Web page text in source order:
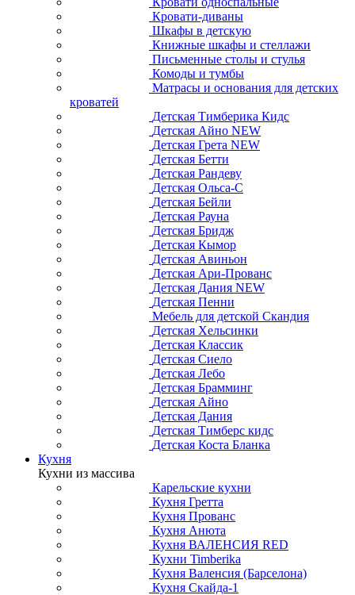
Кровати-диваны
Шкафы в детскую
Книжные шкафы и стеллажи
Письменные столы и стулья
Комоды и тумбы
Матрасы и основания для детских
кроватей
Детская Тимберика Кидс
Детская Айно NEW
Детская Грета NEW
Детская Бетти
Детская Рандеву
Детская Ольса-С
Детская Бейли
Детская Рауна
Детская Бридж
Детская Кымор
Детская Авиньон
Детская Ари-Прованс
Детская Дания NEW
Детская Пенни
Мебель для детской Скандия
Детская Хельсинки
Детская Классик
Детская Сиело
Детская Лебо
Детская Брамминг
Детская Айно
Детская Дания
Детская Тимберс кидс
Детская Коста Бланка
Кухня
Кухни из массива
Карельские кухни
Кухня Гретта
Кухня Прованс
Кухня Анюта
Кухня ВАЛЕНСИЯ RED
Кухни Timberika
Кухня Валенсия (Барселона)
Кухня Скайда-1